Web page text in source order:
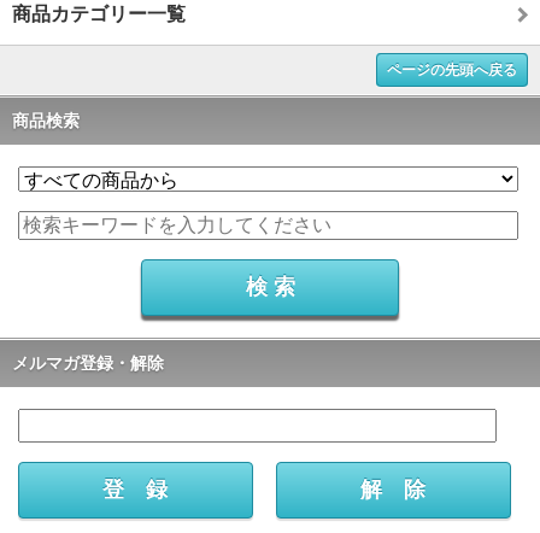
商品カテゴリー一覧
ページの先頭へ戻る
商品検索
メルマガ登録・解除